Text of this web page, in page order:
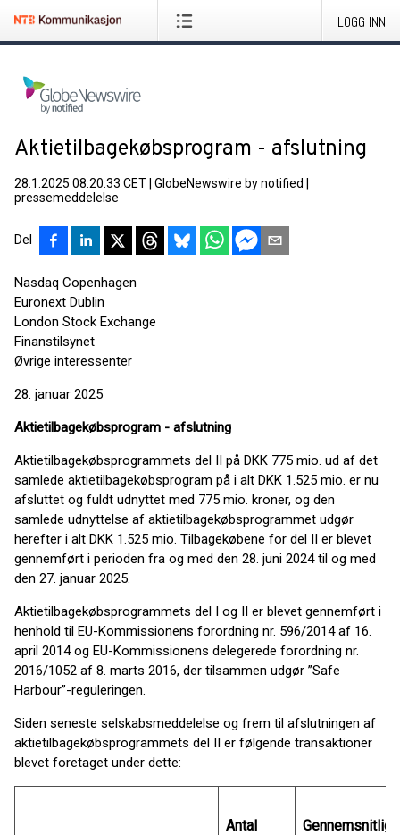
LOGG INN
Aktietilbagekøbsprogram - afslutning
28.1.2025 08:20:33 CET GlobeNewswire by notified
pressemeddelelse
Del
Nasdaq Copenhagen
Euronext Dublin
London Stock Exchange
Finanstilsynet
Øvrige interessenter
28. januar 2025
Aktietilbagekøbsprogram - afslutning
Aktietilbagekøbsprogrammets del II på DKK 775 mio. ud af det
samlede aktietilbagekøbsprogram på i alt DKK 1.525 mio. er nu
afsluttet og fuldt udnyttet med 775 mio. kroner, og den
samlede udnyttelse af aktietilbagekøbsprogrammet udgør
herefter i alt DKK 1.525 mio. Tilbagekøbene for del II er blevet
gennemført i perioden fra og med den 28. juni 2024 til og med
den 27. januar 2025.
Aktietilbagekøbsprogrammets del I og II er blevet gennemført i
henhold til EU-Kommissionens forordning nr. 596/2014 af 16.
april 2014 og EU-Kommissionens delegerede forordning nr.
2016/1052 af 8. marts 2016, der tilsammen udgør ”Safe
Harbour”-reguleringen.
Siden seneste selskabsmeddelelse og frem til afslutningen af
aktietilbagekøbsprogrammets del II er følgende transaktioner
blevet foretaget under dette:
Antal
Gennemsnitlig